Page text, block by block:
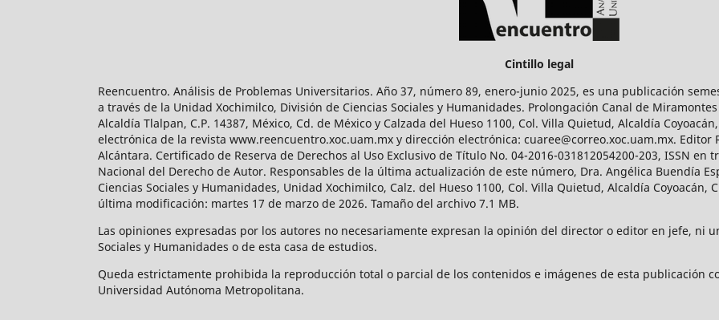
Cintillo legal
Reencuentro. Análisis de Problemas Universitarios. Año 37, número 89, enero-junio 2025, es una publicación
a través de la Unidad Xochimilco, División de Ciencias Sociales y Humanidades. Prolongación Canal de Miramontes
Alcaldía Tlalpan, C.P. 14387, México, Cd. de México y Calzada del Hueso 1100, Col. Villa Quietud, Alcaldía
electrónica de la revista www.reencuentro.xoc.uam.mx y dirección electrónica: cuaree@correo.xoc.uam.mx. Editor
Alcántara. Certificado de Reserva de Derechos al Uso Exclusivo de Título No. 04-2016-031812054200-203, ISSN
Nacional del Derecho de Autor. Responsables de la última actualización de este número, Dra. Angélica Buendía
Ciencias Sociales y Humanidades, Unidad Xochimilco, Calz. del Hueso 1100, Col. Villa Quietud, Alcaldía Coyoacán,
última modificación: martes 17 de marzo de 2026. Tamaño del archivo 7.1 MB.
Las opiniones expresadas por los autores no necesariamente expresan la opinión del director o editor en jefe, ni
Sociales y Humanidades o de esta casa de estudios.
Queda estrictamente prohibida la reproducción total o parcial de los contenidos e imágenes de esta publicación
Universidad Autónoma Metropolitana.